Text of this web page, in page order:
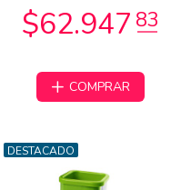
COMPRAR
DESTACADO